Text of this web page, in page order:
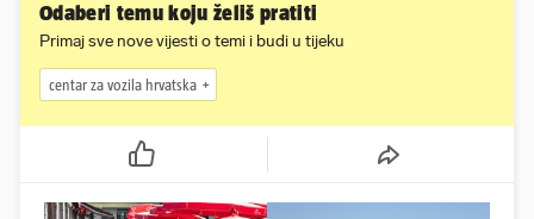
Odaberi temu koju želiš pratiti
Primaj sve nove vijesti o temi i budi u tijeku
centar za vozila hrvatska